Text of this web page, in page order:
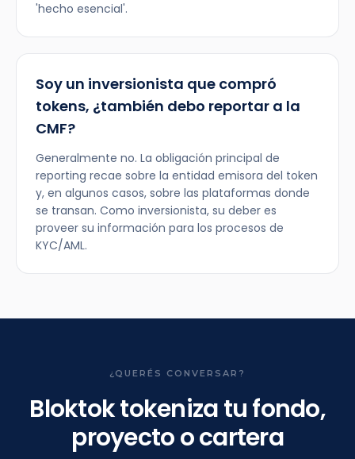
'hecho esencial'.
Soy un inversionista que compró
tokens, ¿también debo reportar a la
CMF?
Generalmente no. La obligación principal de
reporting recae sobre la entidad emisora del token
y, en algunos casos, sobre las plataformas donde
se transan. Como inversionista, su deber es
proveer su información para los procesos de
KYC/AML.
¿QUERÉS CONVERSAR?
Bloktok tokeniza tu fondo,
proyecto o cartera